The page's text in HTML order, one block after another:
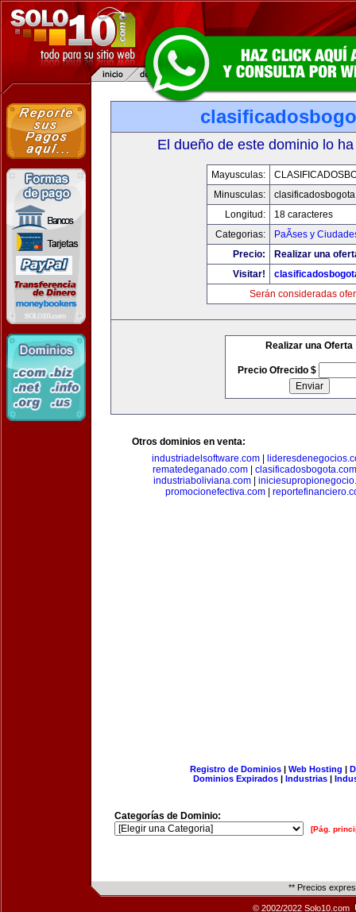
El dueño de este dominio lo
Mayusculas:
Minusculas:
Longitud:
18 caracteres
Categorias:
PaÃ­ses y
Precio:
Realizar una
Visitar!
Serán consideradas
Realizar una Oferta
Precio Ofrecido $
Otros dominios en venta:
industriadelsoftware.com
rematedeganado.com| clasificadosbogota.com
industriaboliviana.com|
promocionefectiva.com
Registro de Dominios| Web Hosting |
Dominios Expirados | Industrias |
Categorías de Dominio:
[Pág.
** Precios
© 2002/2022 Solo10.com